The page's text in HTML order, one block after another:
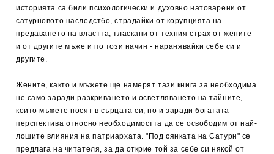
историята са били психологически и духовно натоварени от
сатурновото наследстбо, страдайки от корупцията на
предаването на властта, тласкани от техния страх от жените
и от другите мъже и по този начин - наранявайки себе си и
другите.
Жените, както и мъжете ще намерят тази книга за необходима
не само заради разкриването и осветляването на тайните,
които мъжете носят в сърцата си, но и заради богатата
перспектива относно необходимостта да се освободим от най-
лошите влияния на патриархата. "Под сянката на Сатурн" се
предлага на читателя, за да открие той за себе си някой от